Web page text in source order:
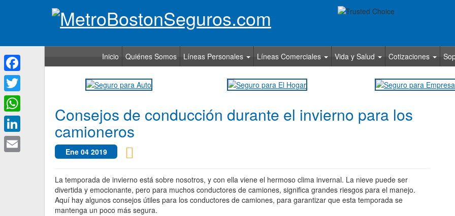
Inicio Quiénes Somos Líneas Personales Líneas Comerciales Vida y Salud Cotizaciones
Consejos de conducción durante el invierno para los
camioneros
Ene 04 2019
La temporada de invierno está sobre nosotros, y con ella viene el hermoso clima invernal. La nieve puede ser
divertida y emocionante, pero para muchos conductores de camiones, significa grandes riesgos para el manejo.
Aquí hay algunos consejos útiles para los conductores de camiones, para garantizar que esta temporada se
mantenga un poco más segura.
Facebook
Twitter
WhatsApp
LinkedIn